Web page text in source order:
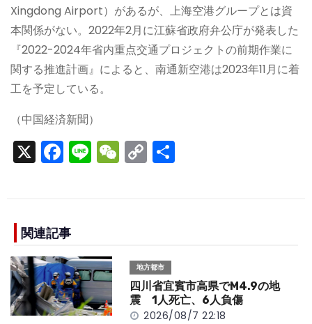
Xingdong Airport）があるが、上海空港グループとは資
本関係がない。2022年2月に江蘇省政府弁公庁が発表した
『2022-2024年省内重点交通プロジェクトの前期作業に
関する推進計画』によると、南通新空港は2023年11月に着
工を予定している。
（中国経済新聞）
X F
a
e
b
o
o
k
Li
n
W
e
C
o
n
k
関連記事
地方都市
四川省宜賓市高県でM4.9の地
震 1人死亡、6人負傷
2026/08/7 22:18